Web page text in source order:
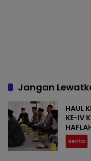
Jangan
HAUL
KE-IV
Berita